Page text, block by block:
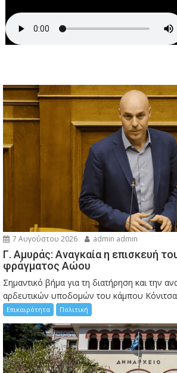
7 Αυγούστου 2026 admin admin
Γ. Αμυράς: Αναγκαία η επισκευή
φράγματος Αώου
Σημαντικό βήμα για τη διατήρηση και την
αρδευτικών υποδομών του κάμπου
Επικαιρότητα Πολιτική